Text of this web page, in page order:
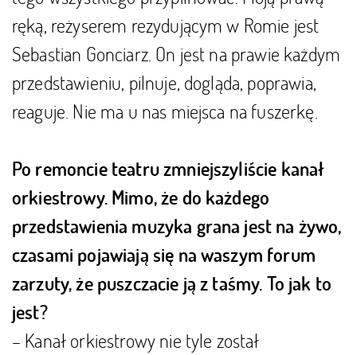
ręką, reżyserem rezydującym w Romie jest
Sebastian Gonciarz. On jest na prawie każdym
przedstawieniu, pilnuje, dogląda, poprawia,
reaguje. Nie ma u nas miejsca na fuszerkę.
Po remoncie teatru zmniejszyliście kanał
orkiestrowy. Mimo, że do każdego
przedstawienia muzyka grana jest na żywo,
czasami pojawiają się na waszym forum
zarzuty, że puszczacie ją z taśmy. To jak to
jest?
– Kanał orkiestrowy nie tyle został